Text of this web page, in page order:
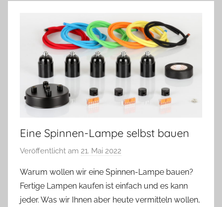
Eine Spinnen-Lampe selbst bauen
Veröffentlicht am 21. Mai 2022
n
A
n
Warum wollen wir eine Spinnen-Lampe bauen?
Fertige Lampen kaufen ist einfach und es kann
jeder. Was wir Ihnen aber heute vermitteln wollen,